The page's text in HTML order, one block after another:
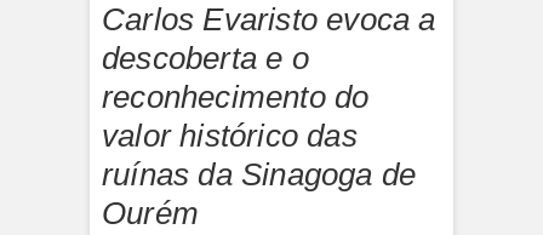
Carlos Evaristo evoca a
descoberta e o
reconhecimento do
valor histórico das
ruínas da Sinagoga de
Ourém